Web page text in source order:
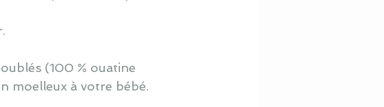
(100 % ouatine
moelleux à votre bébé.